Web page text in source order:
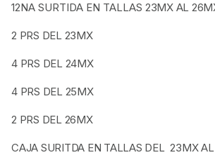
12NA SURTIDA EN TALLAS 23MX AL
2 PRS DEL 23MX
4 PRS DEL 24MX
4 PRS DEL 25MX
2 PRS DEL 26MX
CAJA SURITDA EN TALLAS DEL 23MX